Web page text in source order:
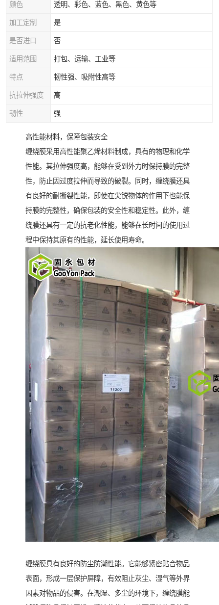
颜色 透明、彩色、蓝色、黑色、黄色等
加工定制 是
是否进口 否
适用范围 打包、运输、工业等
特点 韧性强、吸附性高等
抗拉伸强度 高
韧性 强
高性能材料，保障包装安全
缠绕膜采用高性能聚乙烯材料制成，具有的物理和化学
性能。其拉伸强度高，能够在受到外力时保持膜的完整
性，防止因过度拉伸而导致的破裂。同时，缠绕膜还具
有良好的耐撕裂性能，即使在尖锐物体的作用下也能保
持膜的完整性，确保包装的安全性和稳定性。此外，缠
绕膜还具有一定的抗老化性能，能够在长时间的使用过
程中保持其原有的性能，延长使用寿命。
缠绕膜具有良好的防尘防潮性能。它能够紧密贴合物品
表面，形成一层保护屏障，有效阻止灰尘、湿气等外界
因素对物品的侵害。在潮湿、多尘的环境下，缠绕膜能